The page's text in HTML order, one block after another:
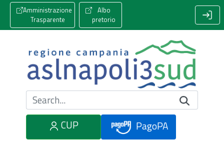
Amministrazione
Trasparente
Albo
pretorio
Cerca nel sito
CUP
PagoPA